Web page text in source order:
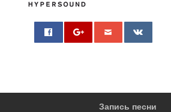
Запись песни